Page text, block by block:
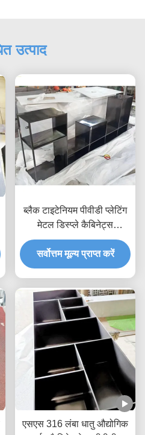
उत्पाद
ब्लैक टाइटेनियम पीवीडी प्लेटिंग
मेटल डिस्प्ले कैबिनेट्स
वेयरप्रूफ ओडीएम
सर्वोत्तम मूल्य प्राप्त करें
एसएस 316 लंबा धातु औद्योगिक